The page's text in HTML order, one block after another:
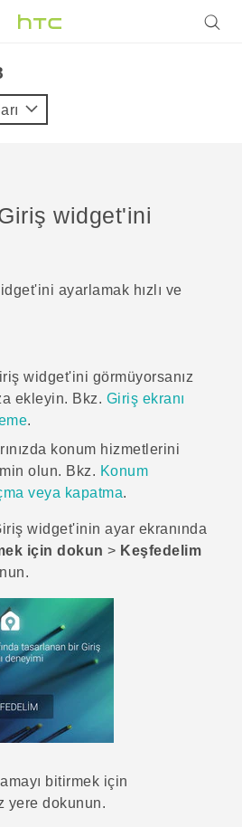
widget'ini
ayarlamak hızlı ve
widget'ini görmüyorsanız
ekleyin. Bkz. Giriş ekranı
.
konum hizmetlerini
olun. Bkz. Konum
veya kapatma.
widget'inin ayar ekranında
için dokun > Keşfedelim
bitirmek için
yere dokunun.